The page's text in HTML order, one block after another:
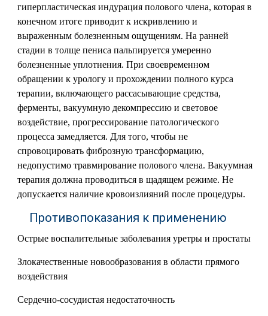
гиперпластическая индурация полового члена, которая в
конечном итоге приводит к искривлению и
выраженным болезненным ощущениям. На ранней
стадии в толще пениса пальпируется умеренно
болезненные уплотнения. При своевременном
обращении к урологу и прохождении полного курса
терапии, включающего рассасывающие средства,
ферменты, вакуумную декомпрессию и световое
воздействие, прогрессирование патологического
процесса замедляется. Для того, чтобы не
спровоцировать фиброзную трансформацию,
недопустимо травмирование полового члена. Вакуумная
терапия должна проводиться в щадящем режиме. Не
допускается наличие кровоизлияний после процедуры.
Противопоказания к применению
Острые воспалительные заболевания уретры и простаты
Злокачественные новообразования в области прямого
воздействия
Сердечно-сосудистая недостаточность